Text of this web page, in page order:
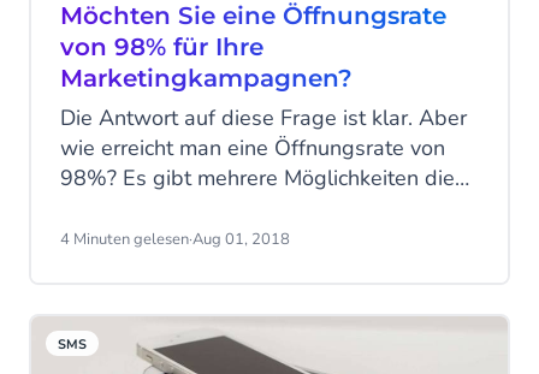
Möchten Sie eine Öffnungsrate
von 98% für Ihre
Marketingkampagnen?
Die Antwort auf diese Frage ist klar. Aber
wie erreicht man eine Öffnungsrate von
98%? Es gibt mehrere Möglichkeiten die
Wunder, dass so viele A/B-Tests an
ist am besten geeignet, um Ihre Botschaft
sichtbar zu machen?
4 Minuten gelesen·Aug 01, 2018
SMS